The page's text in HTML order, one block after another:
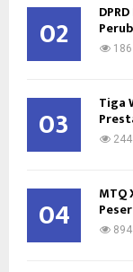
02 186
03 Tiga
244
04 MTQ
894